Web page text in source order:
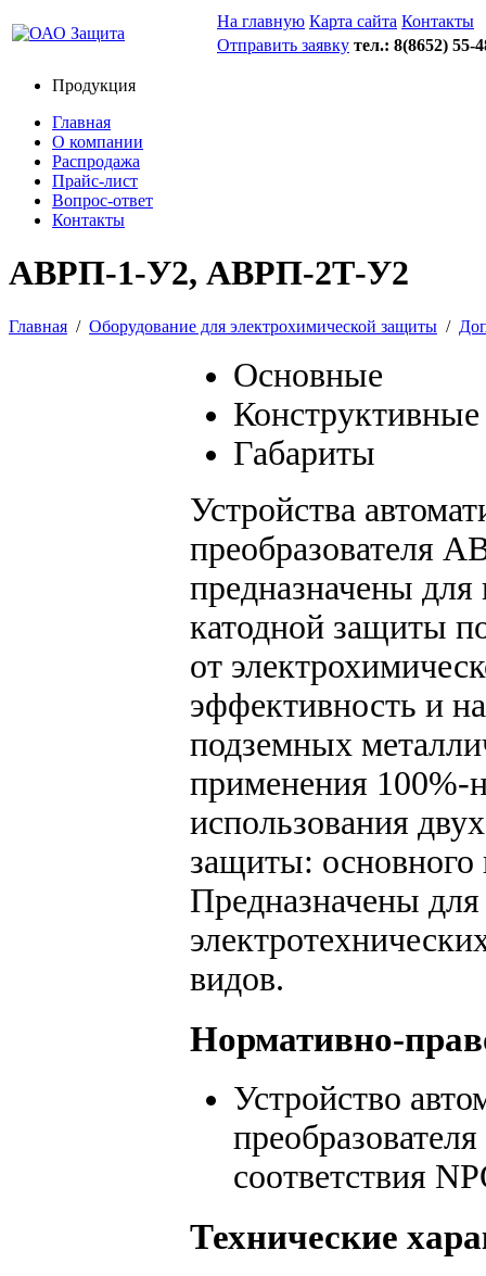
На главную Карта сайта Контакты
Отправить заявку тел.: 8(8652) 55-
Продукция
Главная
О компании
Распродажа
Прайс-лист
Вопрос-ответ
Контакты
АВРП-1-У2, АВРП-2Т-У2
Главная / Оборудование для электрохимической защиты /
Основные
Габариты
Устройства
предназначены для
катодной защиты
от
эффективность и
подземных
применения 100%-
использования
защиты: основного
Предназначены
видов.
Нормативно-
Устройство
соответствия
Технические